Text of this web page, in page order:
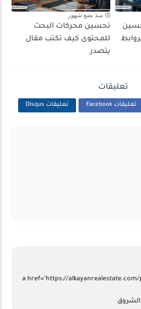
منذ بضع شهور
تحسين محركات البحث
للمحتوى كيف تكتب مقال
يتصدر
تعليقات
تعليقات Facebook تعليقات Disqus
a href="https://alkayanrealestate.com/
الشروق